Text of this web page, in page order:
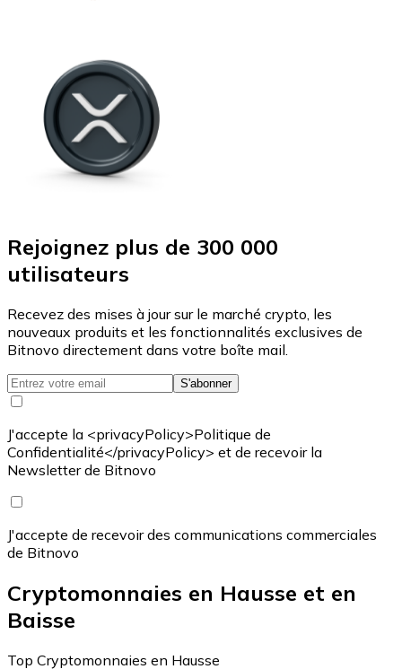
Rejoignez plus de 300 000
utilisateurs
Recevez des mises à jour sur le marché crypto, les
nouveaux produits et les fonctionnalités exclusives de
Bitnovo directement dans votre boîte mail.
S'abonner
J'accepte la <privacyPolicy>Politique de
Confidentialité</privacyPolicy> et de recevoir la
Newsletter de Bitnovo
J'accepte de recevoir des communications commerciales
de Bitnovo
Cryptomonnaies en Hausse et en
Baisse
Top Cryptomonnaies en Hausse